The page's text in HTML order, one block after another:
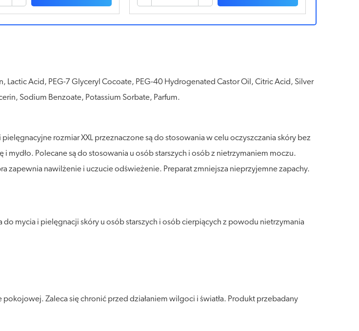
Acid, PEG-7 Glyceryl Cocoate, PEG-40 Hydrogenated Castor Oil, Citric Acid, Silver
Sodium Benzoate, Potassium Sorbate, Parfum.
rozmiar XXL przeznaczone są do stosowania w celu oczyszczania skóry bez
Polecane są do stosowania u osób starszych i osób z nietrzymaniem moczu.
zapewnia nawilżenie i uczucie odświeżenie. Preparat zmniejsza nieprzyjemne zapachy.
mycia i pielęgnacji skóry u osób starszych i osób cierpiących z powodu nietrzymania
Zaleca się chronić przed działaniem wilgoci i światła. Produkt przebadany